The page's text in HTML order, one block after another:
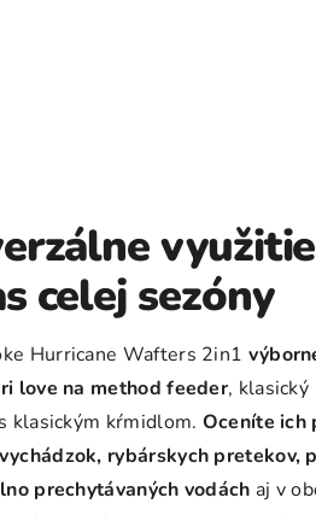
využitie
celej sezóny
Hurricane Wafters 2in1
love na method feeder, klasický
klasickým kŕmidlom. Oceníte ich
rybárskych pretekov,
prechytávaných vodách aj v